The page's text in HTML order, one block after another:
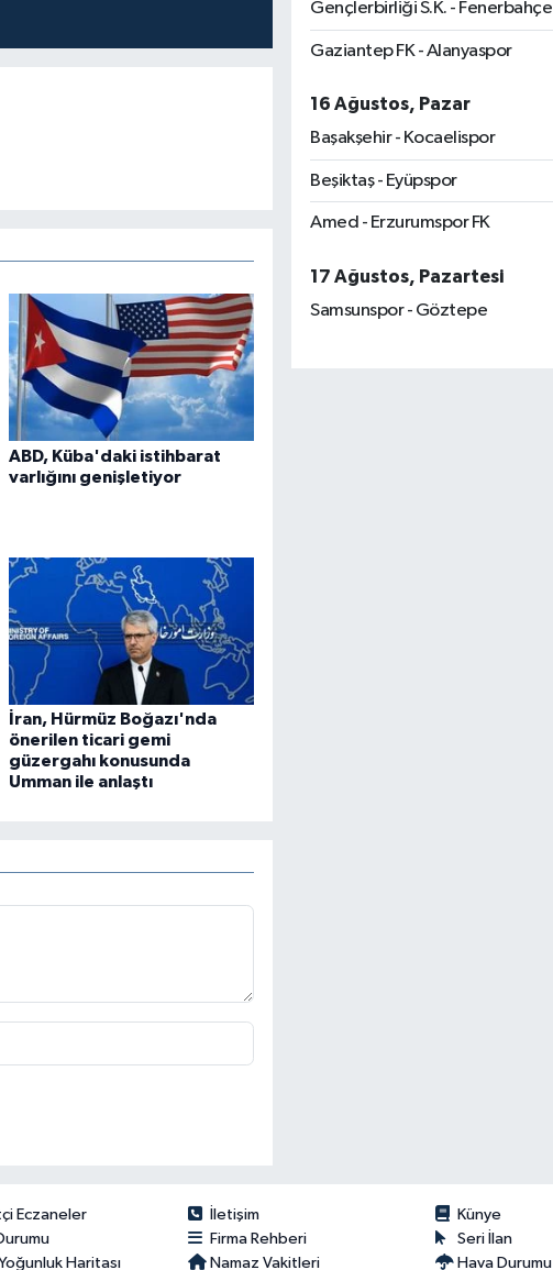
ABD, Küba'daki istihbarat
varlığını genişletiyor
İran, Hürmüz Boğazı'nda
önerilen ticari gemi
güzergahı konusunda
Umman ile anlaştı
Gençlerbirliği S.K. - Fenerbahçe
Gaziantep FK - Alanyaspor
16 Ağustos, Pazar
Başakşehir - Kocaelispor
Beşiktaş - Eyüpspor
Amed - Erzurumspor FK
17 Ağustos, Pazartesi
Samsunspor - Göztepe
Eczaneler
Haritası
İletişim
Künye
Firma Rehberi
Seri İlan
Namaz Vakitleri
Hava Durumu